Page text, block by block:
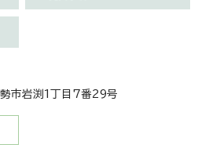
市岩渕1丁目7番29号